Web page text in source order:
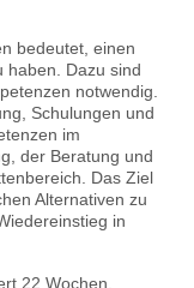
bedeutet, einen
haben. Dazu sind
notwendig.
Schulungen und
im
der Beratung und
Das Ziel
Alternativen zu
in
22 Wochen.